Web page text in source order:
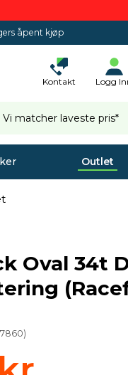
åpent kjøp
Kontakt Logg
Vi matcher laveste pris*
Outlet
Oval 34t
)